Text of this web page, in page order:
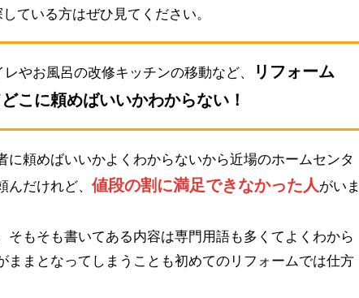
している方はぜひ見てください。
やお風呂の改修キッチンの移動など、
リフォーム
こに頼めばいいかわからない！
に頼めばいいかよくわからないから近場のホームセンタ
んだけれど、値段の割に満足できなかった人 がい
そもそも書いてある内容は専門用語も多くてよくわから
ままとなってしまうことも初めてのリフォームでは仕方